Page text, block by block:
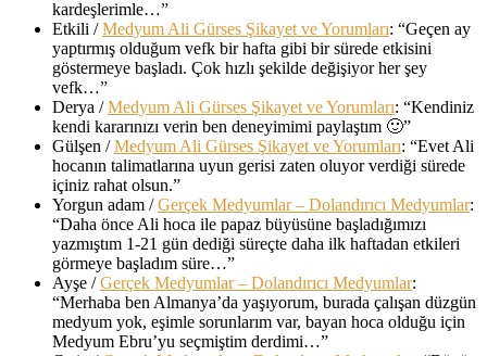
kardeşlerimle…”
Etkili /Medyum Ali Gürses Şikayet ve Yorumları: “Geçen ay
yaptırmış olduğum vefk bir hafta gibi bir sürede etkisini
göstermeye başladı. Çok hızlı şekilde değişiyor her şey
vefk…”
Derya /Medyum Ali Gürses Şikayet ve Yorumları: “Kendiniz
kendi kararınızı verin ben deneyimimi paylaştım 🙂”
Gülşen /Medyum Ali Gürses Şikayet ve Yorumları: “Evet Ali
hocanın talimatlarına uyun gerisi zaten oluyor verdiği sürede
içiniz rahat olsun.”
Yorgun adam /Gerçek Medyumlar – Dolandırıcı Medyumlar:
“Daha önce Ali hoca ile papaz büyüsüne başladığımızı
yazmıştım 1-21 gün dediği süreçte daha ilk haftadan etkileri
görmeye başladım süre…”
Ayşe /Gerçek Medyumlar – Dolandırıcı Medyumlar:
“Merhaba ben Almanya’da yaşıyorum, burada çalışan düzgün
medyum yok, eşimle sorunlarım var, bayan hoca olduğu için
Medyum Ebru’yu seçmiştim derdimi…”